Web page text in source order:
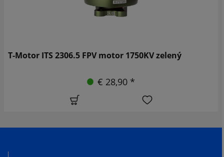
T-Motor ITS 2306.5 FPV motor 1750KV zelený
€ 28,90 *